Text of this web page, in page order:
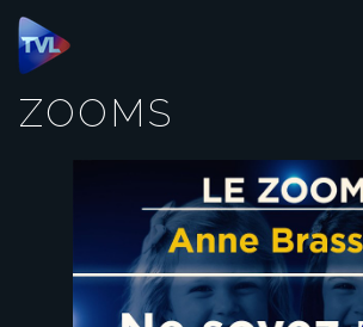
Panneau de gestion des cookies
ZOOMS